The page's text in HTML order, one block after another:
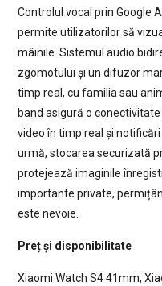
Controlul vocal prin Google
permite utilizatorilor să
mâinile. Sistemul audio
zgomotului și un difuzor
timp real, cu familia sau
band asigură o
video în timp real și
urmă, stocarea securizată
protejează imaginile
importante private,
este nevoie.
Preț și disponibilitate
Xiaomi Watch S4 41mm,